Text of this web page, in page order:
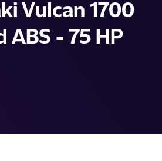
Vulcan 1700
ABS - 75 HP